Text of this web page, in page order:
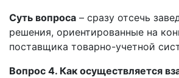
Суть вопроса – сразу отсечь
решения, ориентированные на
поставщика товарно-учетной
Вопрос 4. Как осуществляется